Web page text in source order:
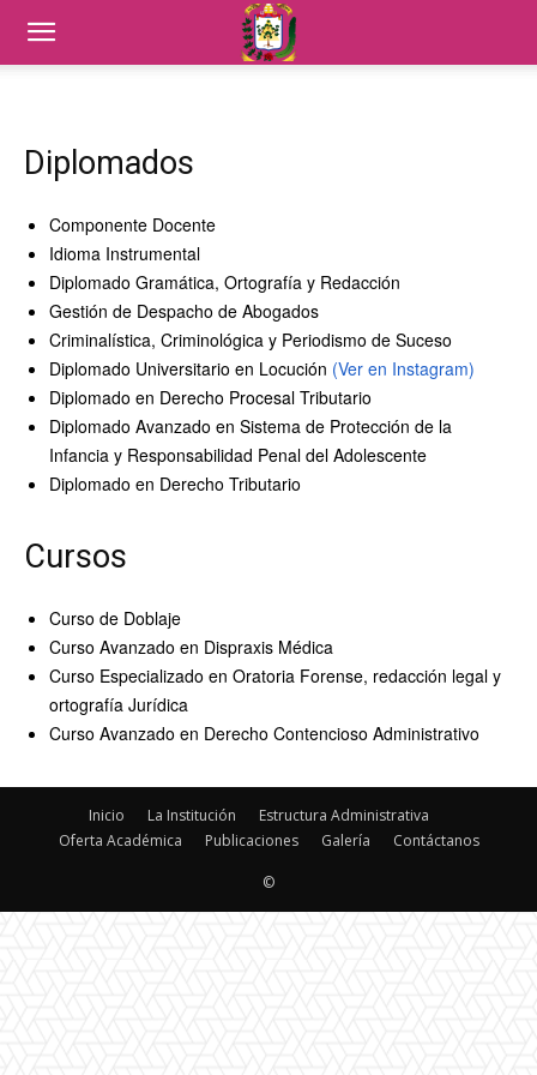
Diplomados
Componente Docente
Idioma Instrumental
Diplomado Gramática, Ortografía y Redacción
Gestión de Despacho de Abogados
Criminalística, Criminológica y Periodismo de Suceso
Diplomado Universitario en Locución (Ver en Instagram)
Diplomado en Derecho Procesal Tributario
Diplomado Avanzado en Sistema de Protección de la
Infancia y Responsabilidad Penal del Adolescente
Diplomado en Derecho Tributario
Cursos
Curso de Doblaje
Curso Avanzado en Dispraxis Médica
Curso Especializado en Oratoria Forense, redacción legal y
ortografía Jurídica
Curso Avanzado en Derecho Contencioso Administrativo
Inicio La Institución
Estructura Administrativa
Oferta Académica
Publicaciones Galería Contáctanos
©